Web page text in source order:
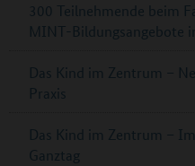
300 Teilnehmende beim
MINT-Bildungsangebote
Das Kind im Zentrum –
Praxis
Das Kind im Zentrum –
Ganztag